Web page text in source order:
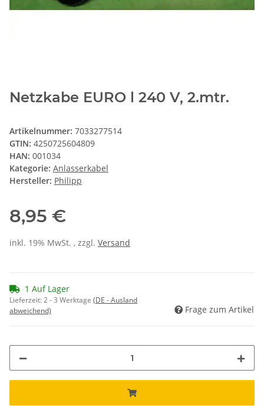
Netzkabe EURO l 240 V, 2.mtr.
Artikelnummer: 7033277514
GTIN: 4250725604809
HAN: 001034
Kategorie: Anlasserkabel
Hersteller: Philipp
8,95 €
inkl. 19% MwSt. , zzgl. Versand
1 Auf Lager
Lieferzeit:2 - 3 Werktage (DE - Ausland
abweichend)
Frage zum Artikel